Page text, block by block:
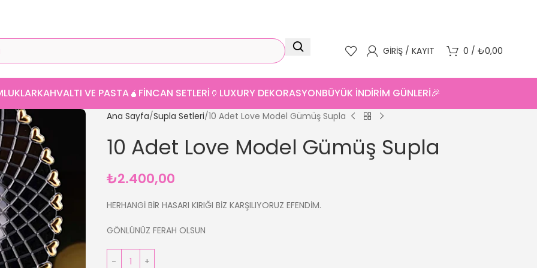
GIRIŞ / KAYIT 0 / ₺0,00
KAHVALTI VE PASTA🧉FINCAN SETLERI 🏺LUXURY DEKORASYONBÜYÜK İNDİRİM GÜNLERİ🎉
Ana Sayfa Supla Setleri 10 Adet Love Model Gümüş Supla
10 Adet Love Model Gümüş Supla
₺2.400,00
HERHANGİ BİR HASARI KIRIĞI BİZ KARŞILIYORUZ EFENDİM.
GÖNLÜNÜZ FERAH OLSUN